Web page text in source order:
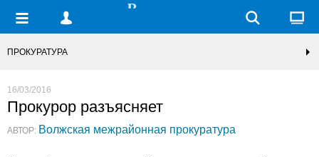
ПРОКУРАТУРА
16/03/2016
Прокурор разъясняет
АВТОР: Волжская межрайонная прокуратура